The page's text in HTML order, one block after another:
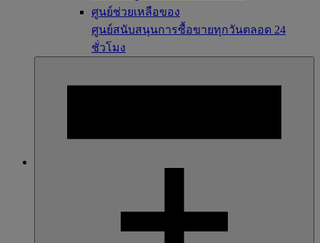
ศูนย์ช่วยเหลือของ
ศูนย์สนับสนุนการซื้อขายทุกวันตลอด 24
ชั่วโมง